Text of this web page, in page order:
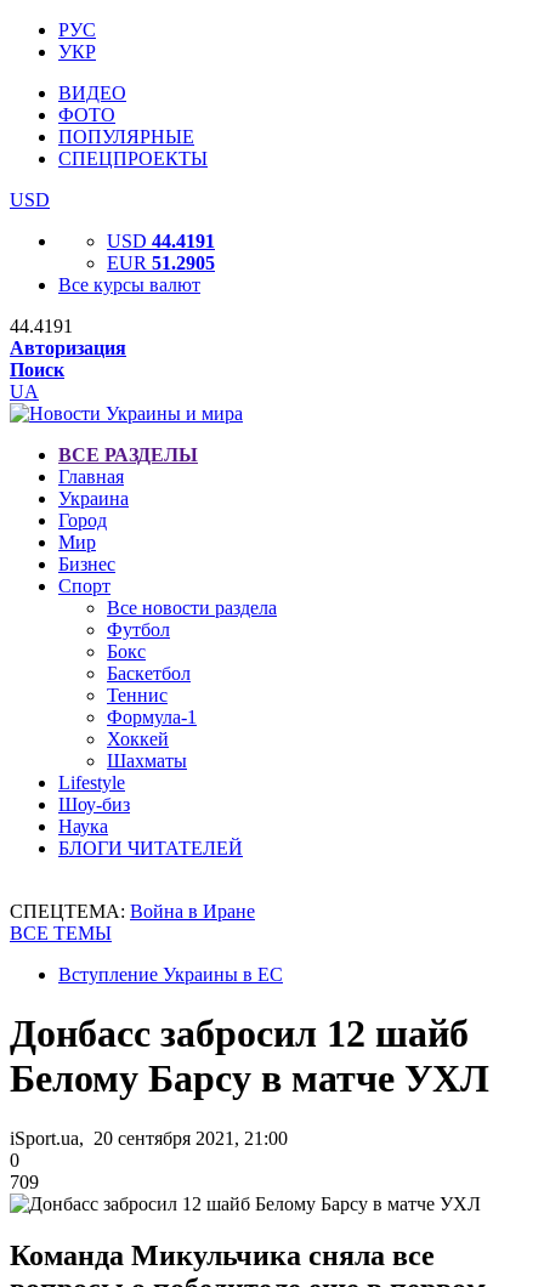
РУС
УКР
ВИДЕО
ФОТО
ПОПУЛЯРНЫЕ
СПЕЦПРОЕКТЫ
USD
USD 44.4191
EUR 51.2905
Все курсы валют
44.4191
Авторизация
Поиск
UA
ВСЕ РАЗДЕЛЫ
Главная
Украина
Город
Мир
Бизнес
Спорт
Все новости раздела
Футбол
Бокс
Баскетбол
Теннис
Формула-1
Хоккей
Шахматы
Lifestyle
Шоу-биз
Наука
БЛОГИ ЧИТАТЕЛЕЙ
СПЕЦТЕМА: Война в Иране
ВСЕ ТЕМЫ
Вступление Украины в ЕС
Донбасс забросил 12 шайб
Белому Барсу в матче УХЛ
iSport.ua, 20 сентября 2021, 21:00
0
709
Команда Микульчика сняла все